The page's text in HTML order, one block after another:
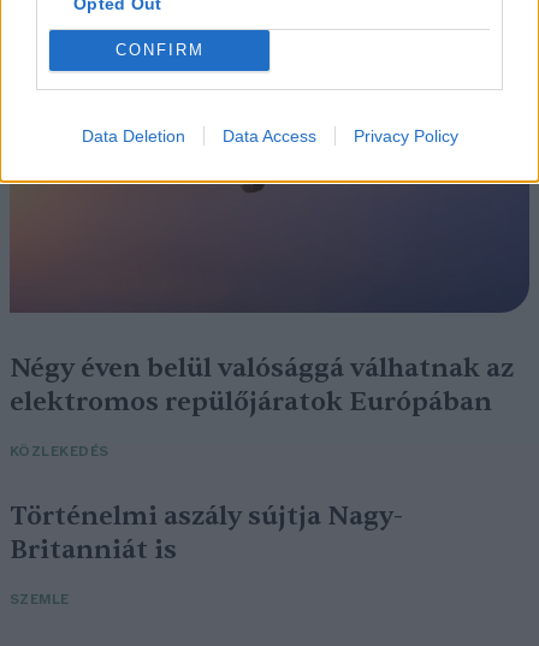
CONFIRM
Data Deletion Data Access Privacy Policy
SZEMLE
Négy éven belül valósággá válhatnak az
elektromos repülőjáratok Európában
KÖZLEKEDÉS
Történelmi aszály sújtja Nagy-
Britanniát is
SZEMLE